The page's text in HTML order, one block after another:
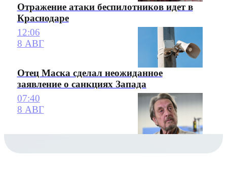
Отражение атаки беспилотников идет в
Краснодаре
12:06
8 АВГ
Отец Маска сделал неожиданное
заявление о санкциях Запада
07:40
8 АВГ